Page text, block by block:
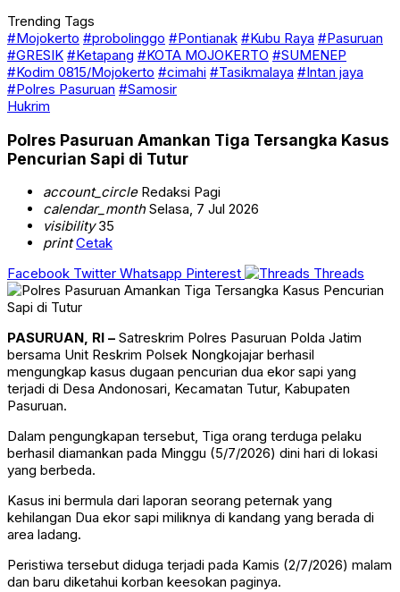
Trending Tags
#Mojokerto #probolinggo #Pontianak #Kubu Raya #Pasuruan
#GRESIK #Ketapang #KOTA MOJOKERTO #SUMENEP
#Kodim 0815/Mojokerto #cimahi #Tasikmalaya #Intan jaya
#Polres Pasuruan #Samosir
Hukrim
Polres Pasuruan Amankan Tiga Tersangka Kasus
Pencurian Sapi di Tutur
account_circleRedaksi Pagi
calendar_monthSelasa, 7 Jul 2026
visibility35
print Cetak
Facebook Twitter Whatsapp Pinterest Threads
PASURUAN, RI – Satreskrim Polres Pasuruan Polda Jatim
bersama Unit Reskrim Polsek Nongkojajar berhasil
mengungkap kasus dugaan pencurian dua ekor sapi yang
terjadi di Desa Andonosari, Kecamatan Tutur, Kabupaten
Pasuruan.
Dalam pengungkapan tersebut, Tiga orang terduga pelaku
berhasil diamankan pada Minggu (5/7/2026) dini hari di lokasi
yang berbeda.
Kasus ini bermula dari laporan seorang peternak yang
kehilangan Dua ekor sapi miliknya di kandang yang berada di
area ladang.
Peristiwa tersebut diduga terjadi pada Kamis (2/7/2026) malam
dan baru diketahui korban keesokan paginya.